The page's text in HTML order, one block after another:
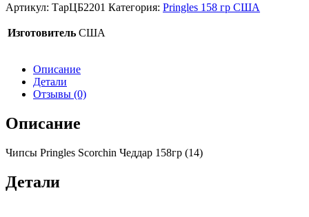
Артикул: ТарЦБ2201 Категория: Pringles 158 гр США
Изготовитель США
Описание
Детали
Отзывы (0)
Описание
Чипсы Pringles Scorchin Чеддар 158гр (14)
Детали